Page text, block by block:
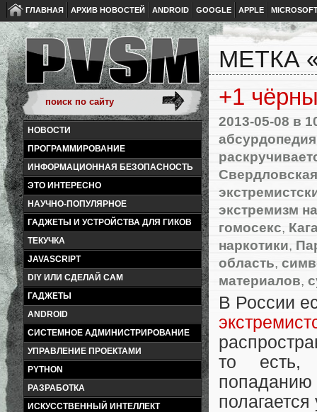
ГЛАВНАЯ АРХИВ НОВОСТЕЙ ANDROID GOOGLE APPLE
НОВОСТИ
ПРОГРАММИРОВАНИЕ
ИНФОРМАЦИОННАЯ БЕЗОПАСНОСТЬ
ЭТО ИНТЕРЕСНО
НАУЧНО-ПОПУЛЯРНОЕ
ГАДЖЕТЫ И УСТРОЙСТВА ДЛЯ ГИКОВ
ТЕКУЧКА
JAVASCRIPT
DIY ИЛИ СДЕЛАЙ САМ
ГАДЖЕТЫ
ANDROID
СИСТЕМНОЕ АДМИНИСТРИРОВАНИЕ
УПРАВЛЕНИЕ ПРОЕКТАМИ
PYTHON
РАЗРАБОТКА
ИСКУССТВЕННЫЙ ИНТЕЛЛЕКТ
МЕТКА
+1
2013-05-08 в
абсурдопедия
экстремизм
гомосекс,
наркотики,
область,
материалов,
В России
то есть,